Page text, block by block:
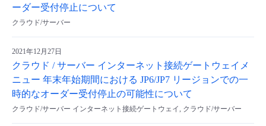
ーダー受付停止について
クラウド/サーバー
2021年12月27日
クラウド / サーバー インターネット接続ゲートウェイメ
ニュー 年末年始期間における JP6/JP7 リージョンでの一
時的なオーダー受付停止の可能性について
クラウド/サーバー インターネット接続ゲートウェイ, クラウド/サーバー